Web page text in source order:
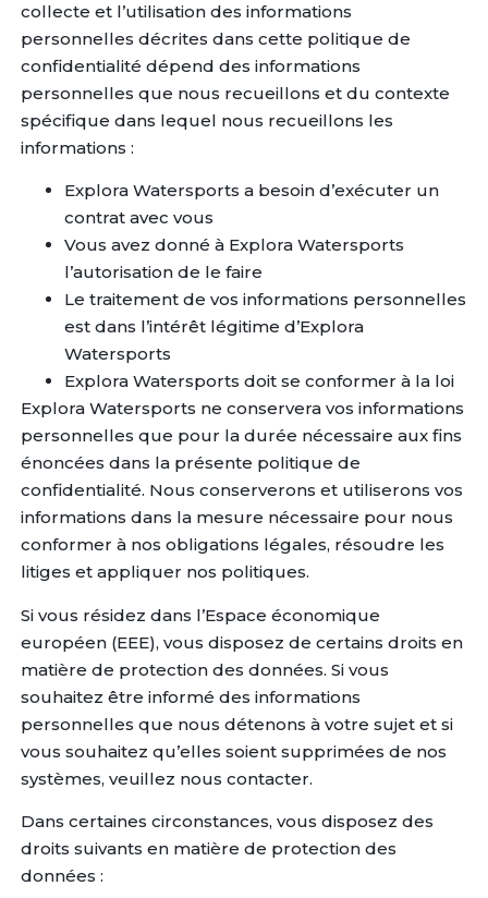
collecte et l’utilisation des informations
personnelles décrites dans cette politique de
confidentialité dépend des informations
personnelles que nous recueillons et du contexte
spécifique dans lequel nous recueillons les
informations :
Explora Watersports a besoin d’exécuter un
contrat avec vous
Vous avez donné à Explora Watersports
l’autorisation de le faire
Le traitement de vos informations personnelles
est dans l’intérêt légitime d’Explora
Watersports
Explora Watersports doit se conformer à la loi
Explora Watersports ne conservera vos informations
personnelles que pour la durée nécessaire aux fins
énoncées dans la présente politique de
confidentialité. Nous conserverons et utiliserons vos
informations dans la mesure nécessaire pour nous
conformer à nos obligations légales, résoudre les
litiges et appliquer nos politiques.
Si vous résidez dans l’Espace économique
européen (EEE), vous disposez de certains droits en
matière de protection des données. Si vous
souhaitez être informé des informations
personnelles que nous détenons à votre sujet et si
vous souhaitez qu’elles soient supprimées de nos
systèmes, veuillez nous contacter.
Dans certaines circonstances, vous disposez des
droits suivants en matière de protection des
données :